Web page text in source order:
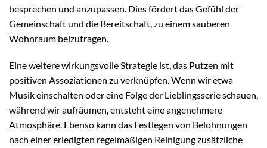
besprechen und anzupassen. Dies fördert das Gefühl der
Gemeinschaft und die Bereitschaft, zu einem sauberen
Wohnraum beizutragen.
Eine weitere wirkungsvolle Strategie ist, das Putzen mit
positiven Assoziationen zu verknüpfen. Wenn wir etwa
Musik einschalten oder eine Folge der Lieblingsserie schauen,
während wir aufräumen, entsteht eine angenehmere
Atmosphäre. Ebenso kann das Festlegen von Belohnungen
nach einer erledigten regelmäßigen Reinigung zusätzliche